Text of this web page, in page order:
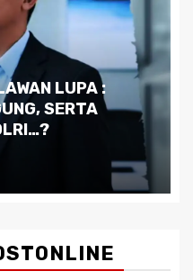
Krisis:
Alam dan